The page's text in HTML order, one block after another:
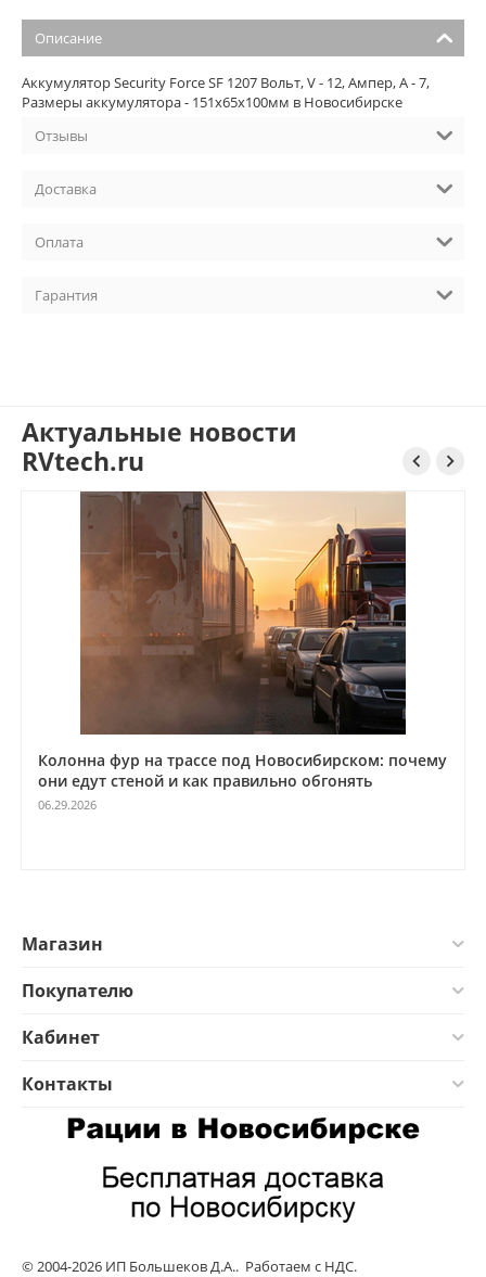
Описание
Аккумулятор Security Force SF 1207 Вольт, V - 12, Ампер, A - 7,
Размеры аккумулятора - 151х65х100мм в Новосибирске
Отзывы
Доставка
Оплата
Гарантия
Актуальные новости
RVtech.ru
 
Колонна фур на трассе под Новосибирском: почему
они едут стеной и как правильно обгонять
06.29.2026
Магазин
Покупателю
Кабинет
Контакты
© 2004-2026 ИП Большеков Д.А.. Работаем с НДС.